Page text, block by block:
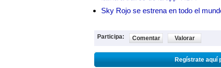
Sky Rojo se estrena en todo el
Participa: Comentar Valorar
Regístrate aquí